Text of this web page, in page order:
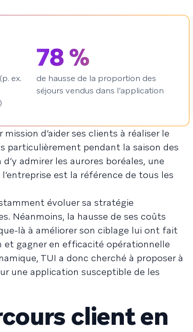
ex.
78 %
de hausse de la proportion des
séjours vendus dans l’application
d’aider ses clients à réaliser le
particulièrement pendant la saison des
admirer les aurores boréales, une
est la référence de tous les
évoluer sa stratégie
Néanmoins, la hausse de ses coûts
là à améliorer son ciblage lui ont fait
et gagner en efficacité opérationnelle
TUI a donc cherché à proposer à
une application susceptible de les
client en